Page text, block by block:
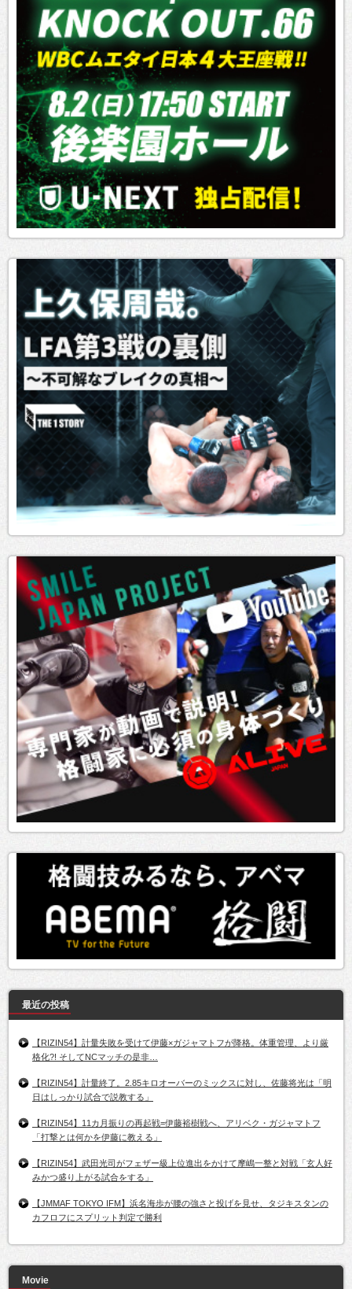
最近の投稿
【RIZIN54】計量失敗を受けて伊藤×ガジャマトフが降格。体重管理、より厳
格化?! そしてNCマッチの是非…
【RIZIN54】計量終了。2.85キロオーバーのミックスに対し、佐藤将光は「明
日はしっかり試合で説教する」
【RIZIN54】11カ月振りの再起戦=伊藤裕樹戦へ、アリベク・ガジャマトフ
「打撃とは何かを伊藤に教える」
【RIZIN54】武田光司がフェザー級上位進出をかけて摩嶋一整と対戦「玄人好
みかつ盛り上がる試合をする」
【JMMAF TOKYO IFM】浜名海歩が腰の強さと投げを見せ、タジキスタンの
カフロフにスプリット判定で勝利
Movie